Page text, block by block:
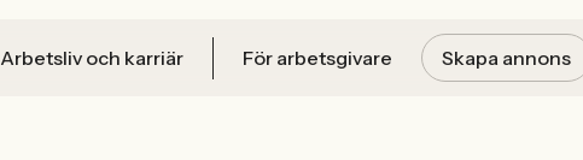
Arbetsliv och karriär För arbetsgivare Skapa annons